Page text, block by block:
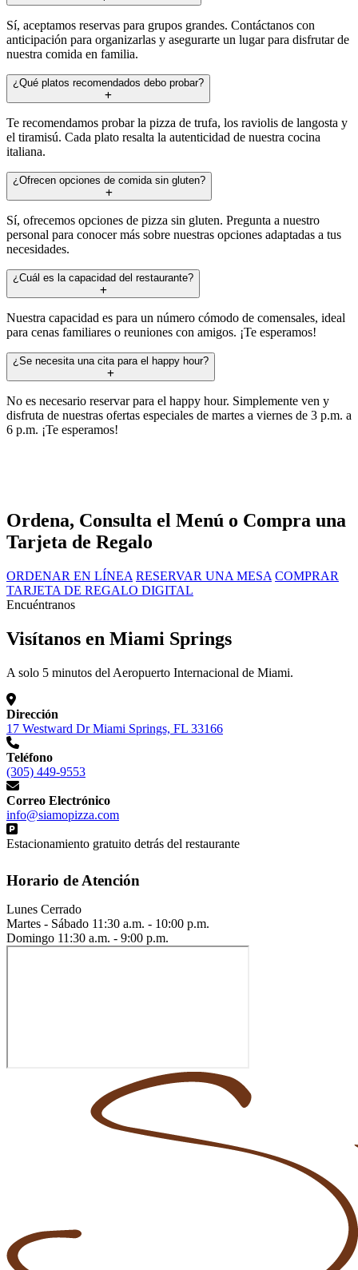
Sí, aceptamos reservas para grupos grandes. Contáctanos con
anticipación para organizarlas y asegurarte un lugar para disfrutar de
nuestra comida en familia.
¿Qué platos recomendados debo probar?
Te recomendamos probar la pizza de trufa, los raviolis de langosta y
el tiramisú. Cada plato resalta la autenticidad de nuestra cocina
italiana.
¿Ofrecen opciones de comida sin gluten?
Sí, ofrecemos opciones de pizza sin gluten. Pregunta a nuestro
personal para conocer más sobre nuestras opciones adaptadas a tus
necesidades.
¿Cuál es la capacidad del restaurante?
Nuestra capacidad es para un número cómodo de comensales, ideal
para cenas familiares o reuniones con amigos. ¡Te esperamos!
¿Se necesita una cita para el happy hour?
No es necesario reservar para el happy hour. Simplemente ven y
disfruta de nuestras ofertas especiales de martes a viernes de 3 p.m. a
6 p.m. ¡Te esperamos!
Ordena, Consulta el Menú o Compra una
Tarjeta de Regalo
ORDENAR EN LÍNEA RESERVAR UNA MESA COMPRAR
TARJETA DE REGALO DIGITAL
Encuéntranos
Visítanos en Miami Springs
A solo 5 minutos del Aeropuerto Internacional de Miami.
Dirección
17 Westward Dr Miami Springs, FL 33166
Teléfono
(305) 449-9553
Correo Electrónico
info@siamopizza.com
Estacionamiento gratuito detrás del restaurante
Horario de Atención
Lunes Cerrado
Martes - Sábado 11:30 a.m. - 10:00 p.m.
Domingo 11:30 a.m. - 9:00 p.m.